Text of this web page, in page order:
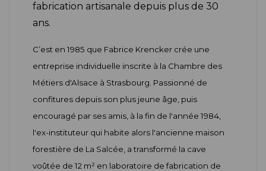
fabrication artisanale depuis plus de 30
ans.
C’est en 1985 que Fabrice Krencker crée une
entreprise individuelle inscrite à la Chambre des
Métiers d'Alsace à Strasbourg. Passionné de
confitures depuis son plus jeune âge, puis
encouragé par ses amis, à la fin de l'année 1984,
l'ex-instituteur qui habite alors l'ancienne maison
forestière de La Salcée, a transformé la cave
voûtée de 12 m² en laboratoire de fabrication de